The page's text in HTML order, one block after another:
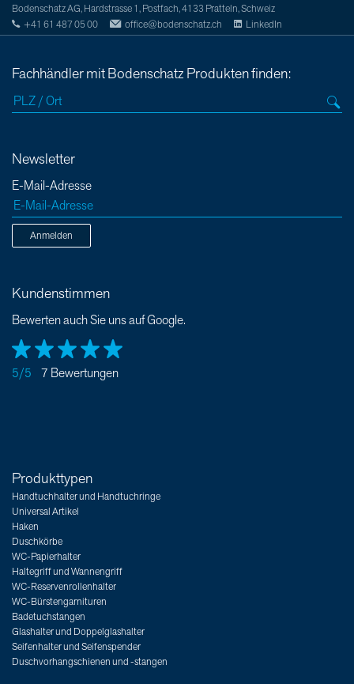
Bodenschatz AG, Hardstrasse 1, Postfach, 4133 Pratteln, Schweiz
+41 61 487 05 00
office@bodenschatz.ch LinkedIn
Fachhändler mit Bodenschatz Produkten finden:
Newsletter
E-Mail-Adresse
Anmelden
Kundenstimmen
Bewerten auch Sie uns auf Google.
5/5 7 Bewertungen
Produkttypen
Handtuchhalter und Handtuchringe
Universal Artikel
Haken
Duschkörbe
WC-Papierhalter
Haltegriff und Wannengriff
WC-Reservenrollenhalter
WC-Bürstengarnituren
Badetuchstangen
Glashalter und Doppelglashalter
Seifenhalter und Seifenspender
Duschvorhangschienen und -stangen